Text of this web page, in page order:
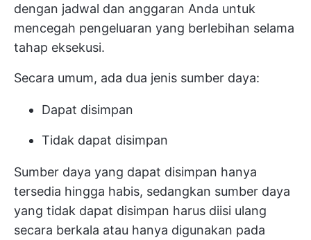
dengan jadwal dan anggaran Anda untuk
mencegah pengeluaran yang berlebihan selama
tahap eksekusi.
Secara umum, ada dua jenis sumber daya:
Dapat disimpan
Tidak dapat disimpan
Sumber daya yang dapat disimpan hanya
tersedia hingga habis, sedangkan sumber daya
yang tidak dapat disimpan harus diisi ulang
secara berkala atau hanya digunakan pada